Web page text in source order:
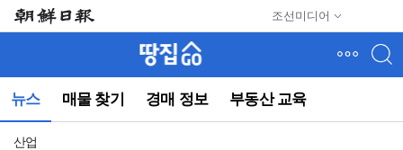
조선미디어
뉴스 매물 찾기 경매 정보 부동산 교육
뉴
(컨
산업